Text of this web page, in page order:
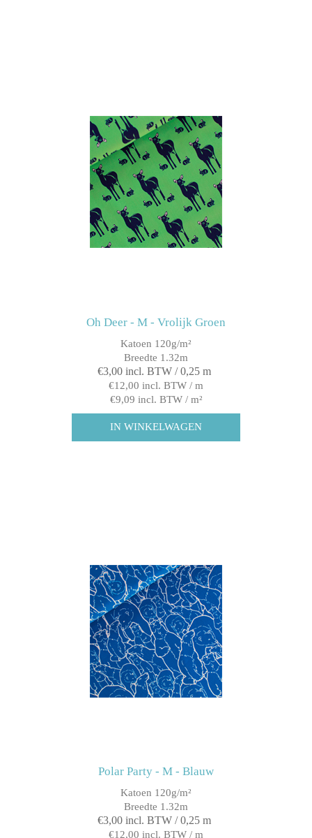
Oh Deer - M - Vrolijk Groen
Katoen 120g/m²
Breedte 1.32m
€3,00 incl. BTW / 0,25 m
€12,00 incl. BTW / m
€9,09 incl. BTW / m²
Polar Party - M - Blauw
Katoen 120g/m²
Breedte 1.32m
€3,00 incl. BTW / 0,25 m
€12,00 incl. BTW / m